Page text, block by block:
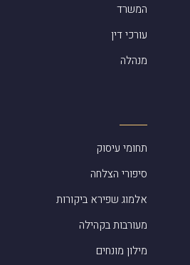
המשרד
עורכי דין
מנהלה
תחומי עיסוק
סיפורי הצלחה
אלמוג שפירא ביקורות
מעורבות בקהילה
מילון מונחים